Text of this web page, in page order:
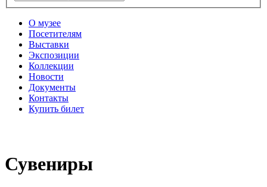
О музее
Посетителям
Выставки
Экспозиции
Коллекции
Новости
Документы
Контакты
Купить билет
Сувениры